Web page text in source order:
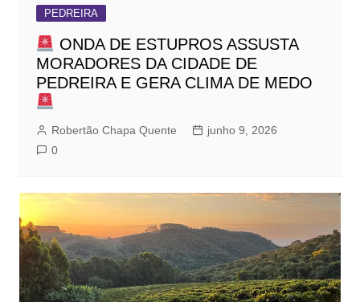
PEDREIRA
ONDA DE ESTUPROS ASSUSTA
MORADORES DA CIDADE DE
PEDREIRA E GERA CLIMA DE MEDO
Robertão Chapa Quente
junho 9, 2026
0